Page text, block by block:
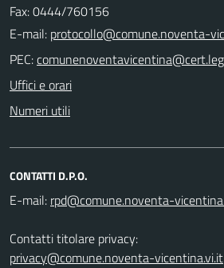
Fax: 0444/760156
E-mail:
PEC:
Uffici e orari
Numeri utili
CONTATTI D.P.O.
E-mail:
Contatti titolare privacy:
privacy@comune.noventa-vicentina.vi.it